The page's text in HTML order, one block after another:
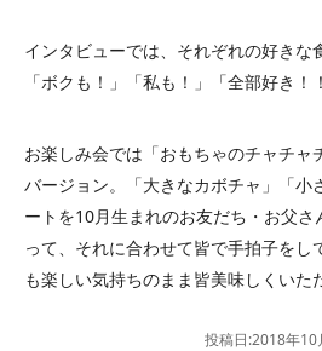
インタビューでは、それぞれの好きな
「ボクも！」「私も！」「全部好き！
お楽しみ会では「おもちゃのチャチャ
バージョン。「大きなカボチャ」「小
ートを10月生まれのお友だち・お父
って、それに合わせて皆で手拍子をし
も楽しい気持ちのまま皆美味しくいた
投稿日:2018年